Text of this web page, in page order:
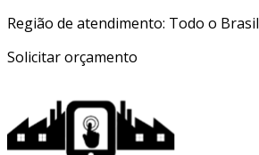
Região de atendimento: Todo o Brasil
Solicitar orçamento